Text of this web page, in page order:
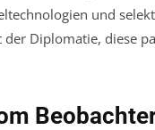
und
Diplomatie, diese